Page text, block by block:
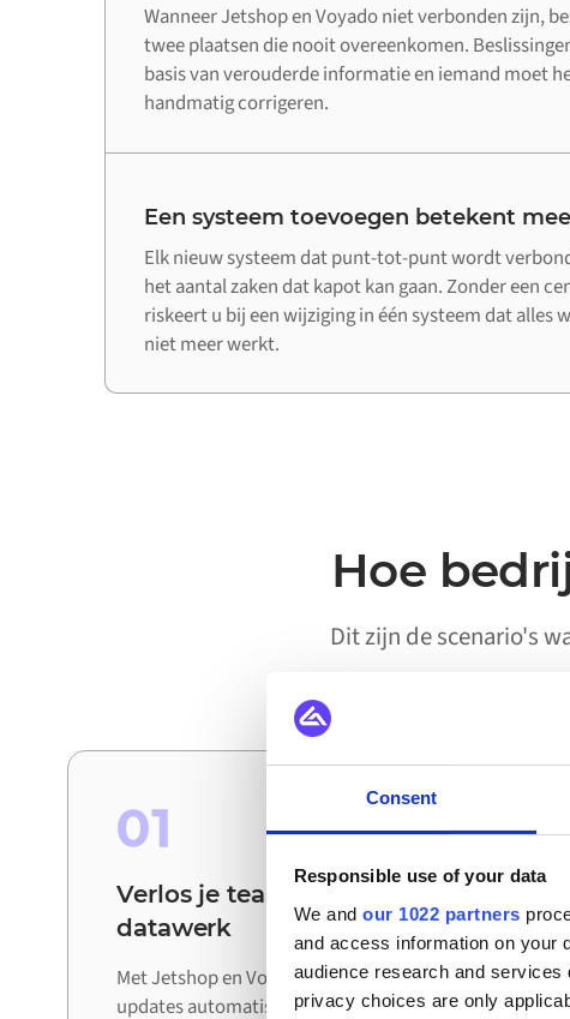
Consent
Responsible use of your data
We and our 1022 partners
and access information on your
audience research and
privacy choices are only
Wanneer Jetshop en Voyado niet verbonden zijn,
twee plaatsen die nooit overeenkomen.
basis van verouderde informatie en iemand moet
handmatig corrigeren.
Een systeem toevoegen betekent
Elk nieuw systeem dat punt-tot-punt wordt
het aantal zaken dat kapot kan gaan. Zonder een
riskeert u bij een wijziging in één systeem dat alles
niet meer werkt.
Hoe
Dit zijn de scenario's
01
Verlos je teams van handmatig
datawerk
Met Jetshop en Voyado verbonden worden
updates automatisch uitgewisseld tussen